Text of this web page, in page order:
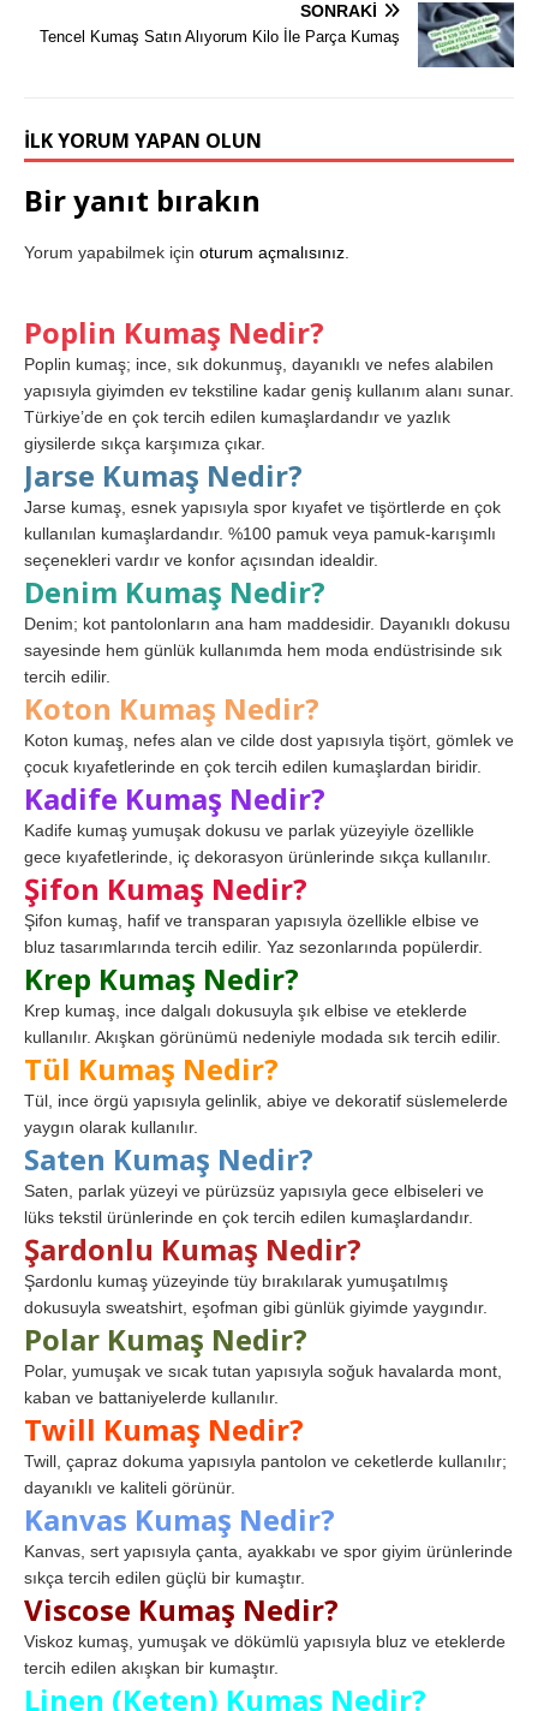
SONRAKI
Tencel Kumaş Satın Alıyorum Kilo İle Parça Kumaş
İLK YORUM YAPAN OLUN
Bir yanıt bırakın
Yorum yapabilmek için oturum açmalısınız
Poplin Kumaş Nedir?
Poplin kumaş; ince, sık dokunmuş, dayanıklı ve nefes alabilen
yapısıyla giyimden ev tekstiline kadar geniş kullanım alanı sunar.
Türkiye’de en çok tercih edilen kumaşlardandır ve yazlık
giysilerde sıkça karşımıza çıkar.
Jarse Kumaş Nedir?
Jarse kumaş, esnek yapısıyla spor kıyafet ve tişörtlerde en çok
kullanılan kumaşlardandır. %100 pamuk veya pamuk-karışımlı
seçenekleri vardır ve konfor açısından idealdir.
Denim Kumaş Nedir?
Denim; kot pantolonların ana ham maddesidir. Dayanıklı dokusu
sayesinde hem günlük kullanımda hem moda endüstrisinde sık
tercih edilir.
Koton Kumaş Nedir?
Koton kumaş, nefes alan ve cilde dost yapısıyla tişört, gömlek ve
çocuk kıyafetlerinde en çok tercih edilen kumaşlardan biridir.
Kadife Kumaş Nedir?
Kadife kumaş yumuşak dokusu ve parlak yüzeyiyle özellikle
gece kıyafetlerinde, iç dekorasyon ürünlerinde sıkça kullanılır.
Şifon Kumaş Nedir?
Şifon kumaş, hafif ve transparan yapısıyla özellikle elbise ve
bluz tasarımlarında tercih edilir. Yaz sezonlarında popülerdir.
Krep Kumaş Nedir?
Krep kumaş, ince dalgalı dokusuyla şık elbise ve eteklerde
kullanılır. Akışkan görünümü nedeniyle modada sık tercih edilir.
Tül Kumaş Nedir?
Tül, ince örgü yapısıyla gelinlik, abiye ve dekoratif süslemelerde
yaygın olarak kullanılır.
Saten Kumaş Nedir?
Saten, parlak yüzeyi ve pürüzsüz yapısıyla gece elbiseleri ve
lüks tekstil ürünlerinde en çok tercih edilen kumaşlardandır.
Şardonlu Kumaş Nedir?
Şardonlu kumaş yüzeyinde tüy bırakılarak yumuşatılmış
dokusuyla sweatshirt, eşofman gibi günlük giyimde yaygındır.
Polar Kumaş Nedir?
Polar, yumuşak ve sıcak tutan yapısıyla soğuk havalarda mont,
kaban ve battaniyelerde kullanılır.
Twill Kumaş Nedir?
Twill, çapraz dokuma yapısıyla pantolon ve ceketlerde kullanılır;
dayanıklı ve kaliteli görünür.
Kanvas Kumaş Nedir?
Kanvas, sert yapısıyla çanta, ayakkabı ve spor giyim ürünlerinde
sıkça tercih edilen güçlü bir kumaştır.
Viscose Kumaş Nedir?
Viskoz kumaş, yumuşak ve dökümlü yapısıyla bluz ve eteklerde
tercih edilen akışkan bir kumaştır.
Linen (Keten) Kumaş Nedir?